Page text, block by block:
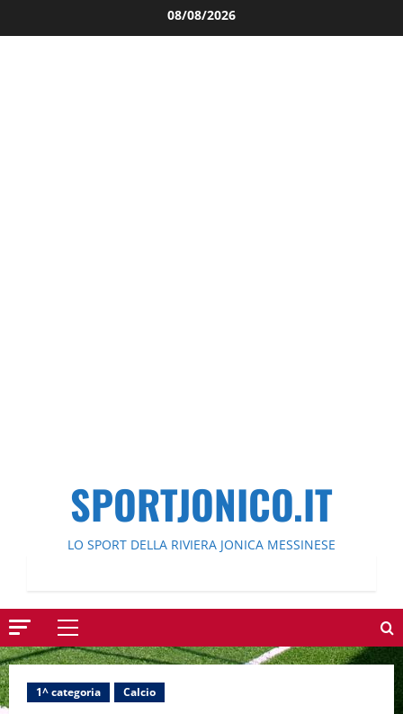
al
08/08/2026
SPORTJONICO.IT
LO SPORT DELLA RIVIERA JONICA MESSINESE
Menu
principale
1^ categoria Calcio